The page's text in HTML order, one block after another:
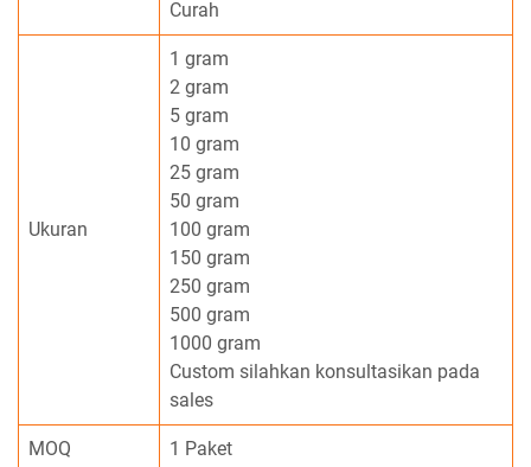
Curah
Ukuran
1 gram
2 gram
5 gram
10 gram
25 gram
50 gram
100 gram
150 gram
250 gram
500 gram
1000 gram
Custom silahkan konsultasikan pada
sales
MOQ 1 Paket